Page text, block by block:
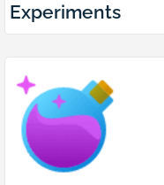
Experiments